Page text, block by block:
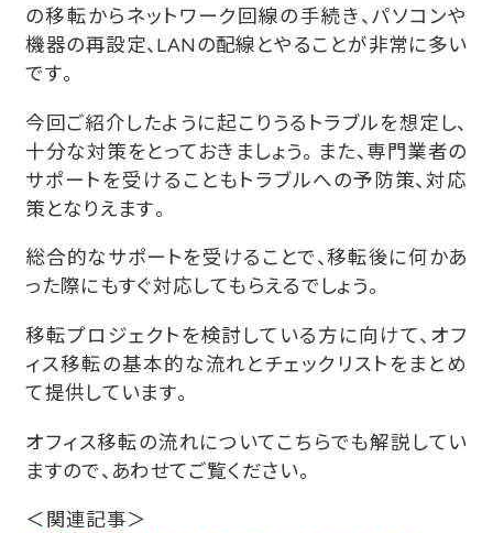
の移転からネットワーク回線の手続き、パソコンや
機器の再設定、LANの配線とやることが非常に多い
です。
今回ご紹介したように起こりうるトラブルを想定し、
十分な対策をとっておきましょう。また、専門業者の
サポートを受けることもトラブルへの予防策、対応
策となりえます。
総合的なサポートを受けることで、移転後に何かあ
った際にもすぐ対応してもらえるでしょう。
移転プロジェクトを検討している方に向けて、オフ
ィス移転の基本的な流れとチェックリストをまとめ
て提供しています。
オフィス移転の流れについてこちらでも解説してい
ますので、あわせてご覧ください。
＜関連記事＞